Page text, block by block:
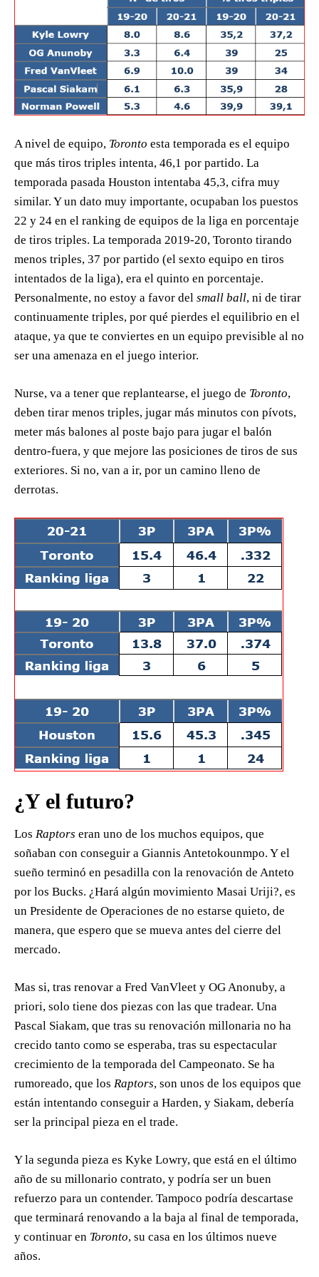
A nivel de equipo, Toronto esta temporada es el equipo
que más tiros triples intenta, 46,1 por partido. La
temporada pasada Houston intentaba 45,3, cifra muy
similar. Y un dato muy importante, ocupaban los puestos
22 y 24 en el ranking de equipos de la liga en porcentaje
de tiros triples. La temporada 2019-20, Toronto tirando
menos triples, 37 por partido (el sexto equipo en tiros
intentados de la liga), era el quinto en porcentaje.
Personalmente, no estoy a favor del small ball, ni de tirar
continuamente triples, por qué pierdes el equilibrio en el
ataque, ya que te conviertes en un equipo previsible al no
ser una amenaza en el juego interior.
Nurse, va a tener que replantearse, el juego de Toronto,
deben tirar menos triples, jugar más minutos con pívots,
meter más balones al poste bajo para jugar el balón
dentro-fuera, y que mejore las posiciones de tiros de sus
exteriores. Si no, van a ir, por un camino lleno de
derrotas.
¿Y el futuro?
Los Raptors eran uno de los muchos equipos, que
soñaban con conseguir a Giannis Antetokounmpo. Y el
sueño terminó en pesadilla con la renovación de Anteto
por los Bucks. ¿Hará algún movimiento Masai Uriji?, es
un Presidente de Operaciones de no estarse quieto, de
manera, que espero que se mueva antes del cierre del
mercado.
Mas si, tras renovar a Fred VanVleet y OG Anonuby, a
priori, solo tiene dos piezas con las que tradear. Una
Pascal Siakam, que tras su renovación millonaria no ha
crecido tanto como se esperaba, tras su espectacular
crecimiento de la temporada del Campeonato. Se ha
rumoreado, que los Raptors, son unos de los equipos que
están intentando conseguir a Harden, y Siakam, debería
ser la principal pieza en el trade.
Y la segunda pieza es Kyke Lowry, que está en el último
año de su millonario contrato, y podría ser un buen
refuerzo para un contender. Tampoco podría descartase
que terminará renovando a la baja al final de temporada,
y continuar en Toronto, su casa en los últimos nueve
años.